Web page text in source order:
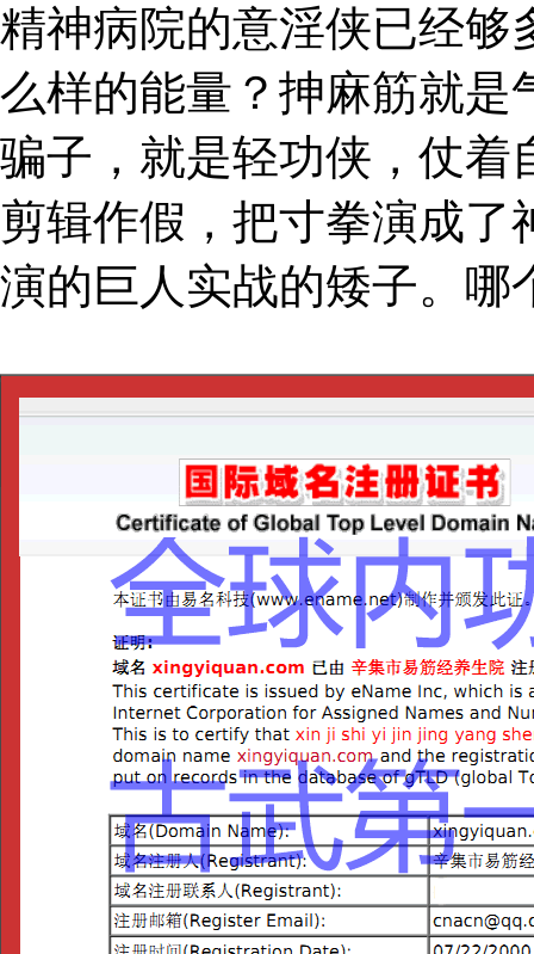
精神病院的意淫侠已经够
么样的能量？抻麻筋就是
骗子，就是轻功侠，仗着
剪辑作假，把寸拳演成
演的巨人实战的矮子。哪